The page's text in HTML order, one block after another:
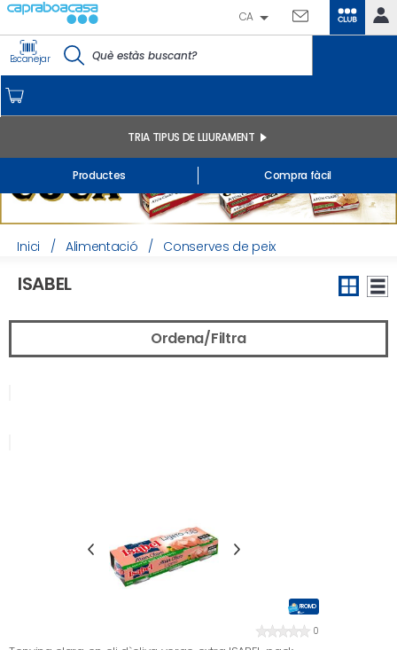
IDENTIFICA'T
Comandes online
Els meus productes comprats a la botiga i online
INFORMACIÓ GENERAL
CA
Escanejar
Productes
TRIA TIPUS DE LLIURAMENT
Compra fàcil
Inici / Alimentació / Conserves de peix
ISABEL
Ordena/Filtra
PROMO
0